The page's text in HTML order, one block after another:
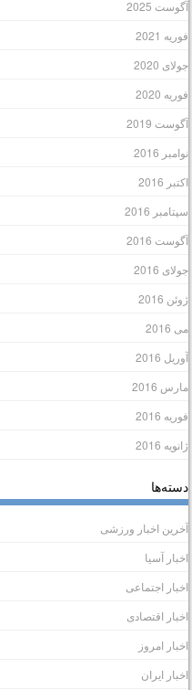
2025
2021
2020
2020
2019
2016
2016
2016
2016
2016
2016
2016
2016
2016
2016
2016
اخبار ورزشی
آسیا
اجتماعی
اقتصادی
امروز
ایران